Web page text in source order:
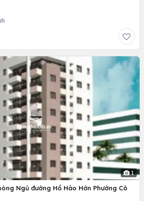
1
Ngủ đường Hồ Hảo Hớn Phường Cô